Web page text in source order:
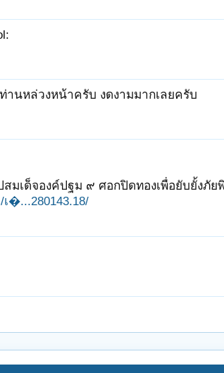
านหล่วงหน้าครับ งดงามมากเลยครับ
มเด็จองค์ปฐม ๙ ศอกปิดทองเพื่อยับยั้งภัย
เ�...280143.18/